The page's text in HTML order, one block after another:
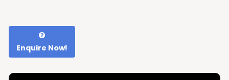
Enquire Now!